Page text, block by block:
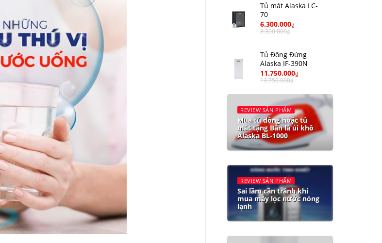
Tủ mát Alaska LC-
70
6.300.000₫
8.300.000₫
Tủ Đông Đứng
Alaska IF-390N
11.750.000₫
13.750.000₫
REVIEW SẢN PHẨM
Mua tủ đông hoặc tủ
mát tặng Bàn là ủi khô
Alaska BL-1000
REVIEW SẢN PHẨM
Sai lầm cần tránh khi
mua máy lọc nước nóng
lạnh